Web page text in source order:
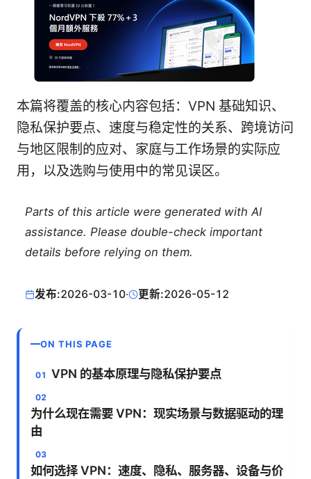
本篇将覆盖的核心内容包括：VPN 基础知识、
隐私保护要点、速度与稳定性的关系、跨境访问
与地区限制的应对、家庭与工作场景的实际应
用，以及选购与使用中的常见误区。
Parts of this article were generated with AI
assistance. Please double-check important
details before relying on them.
发布:2026-03-10· 更新:2026-05-12
ON THIS PAGE
VPN 的基本原理与隐私保护要点
为什么现在需要 VPN：现实场景与数据驱动的理
由
如何选择 VPN：速度、隐私、服务器、设备与价